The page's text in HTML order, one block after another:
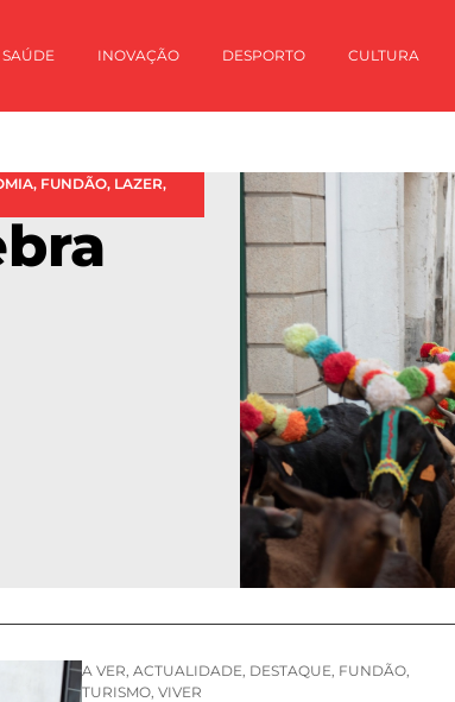
SAÚDE INOVAÇÃO DESPORTO CULTURA
, FUNDÃO, LAZER,
A VER, ACTUALIDADE, DESTAQUE, FUNDÃO,
TURISMO, VIVER